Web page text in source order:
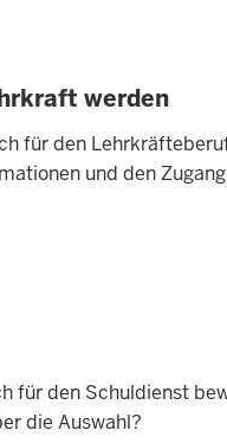
werden
für den
und den
für den Schuldienst
die Auswahl?